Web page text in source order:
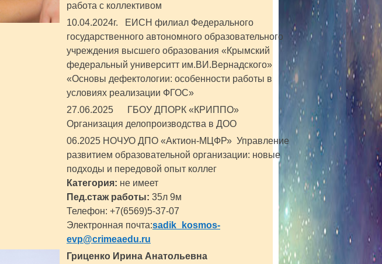
работа с коллективом
10.04.2024г. ЕИСН филиал Федерального
государственного автономного образовательного
учреждения высшего образования «Крымский
федеральный университт им.ВИ.Вернадского»
«Основы дефектологии: особенности работы в
условиях реализации ФГОС»
27.06.2025 ГБОУ ДПОРК «КРИППО»
Организация делопроизводства в ДОО
06.2025 НОЧУО ДПО «Актион-МЦФР» Управление
развитием образовательной организации: новые
подходы и передовой опыт коллег
Категория: не имеет
Пед.стаж работы: 35л 9м
Телефон: +7(6569)5-37-07
Электронная почта:sadik_kosmos-
evp@crimeaedu.ru
Гриценко Ирина Анатольевна